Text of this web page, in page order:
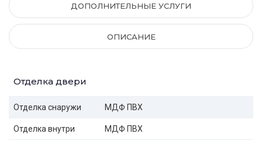
ДОПОЛНИТЕЛЬНЫЕ УСЛУГИ
ОПИСАНИЕ
Отделка двери
Отделка снаружи МДФ ПВХ
Отделка внутри МДФ ПВХ